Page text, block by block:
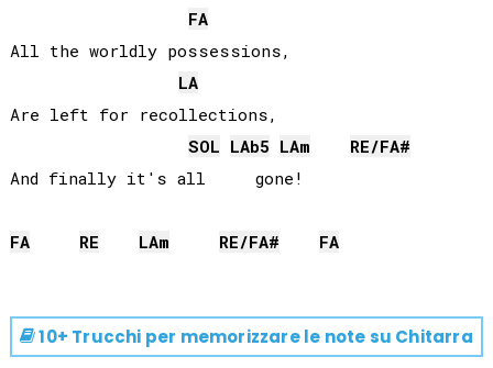
FA
All the worldly possessions,
LA
Are left for recollections,
SOL LAb5 LAm RE/FA#
And finally it's all     gone!
FA RE LAm RE/FA# FA
10+ Trucchi per memorizzare le note su Chitarra